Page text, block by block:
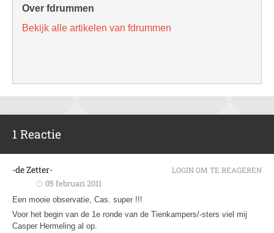
Over fdrummen
Bekijk alle artikelen van fdrummen
1 Reactie
-de Zetter-
05 februari 2011
Een mooie observatie, Cas. super !!!
Voor het begin van de 1e ronde van de Tienkampers/-sters viel mij
Casper Hermeling al op.
LOGIN OM TE REAGEREN